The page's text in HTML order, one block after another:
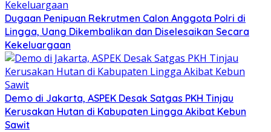
Dugaan Penipuan Rekrutmen Calon Anggota Polri di
Lingga, Uang Dikembalikan dan Diselesaikan Secara
Kekeluargaan
Demo di Jakarta, ASPEK Desak Satgas PKH Tinjau
Kerusakan Hutan di Kabupaten Lingga Akibat Kebun
Sawit